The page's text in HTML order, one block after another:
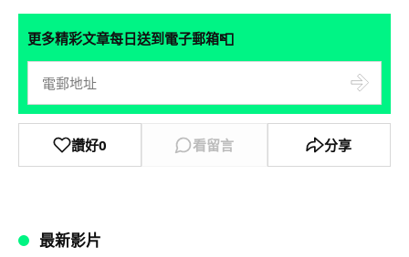
更多精彩文章每日送到電子郵箱📮
讚好0 看留言 分享
最新影片